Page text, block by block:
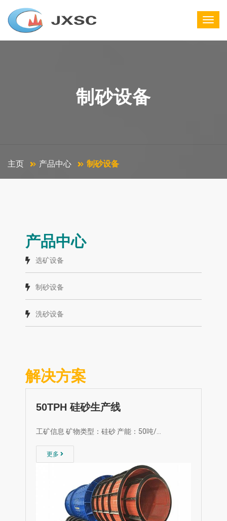
制砂设备
主页 产品中心 制砂设备
产品中心
选矿设备
制砂设备
洗砂设备
解决方案
50TPH 硅砂生产线
工矿信息 矿物类型：硅砂 产能：50吨/…
更多